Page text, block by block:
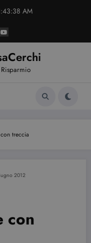
AM
treccia
2012
con